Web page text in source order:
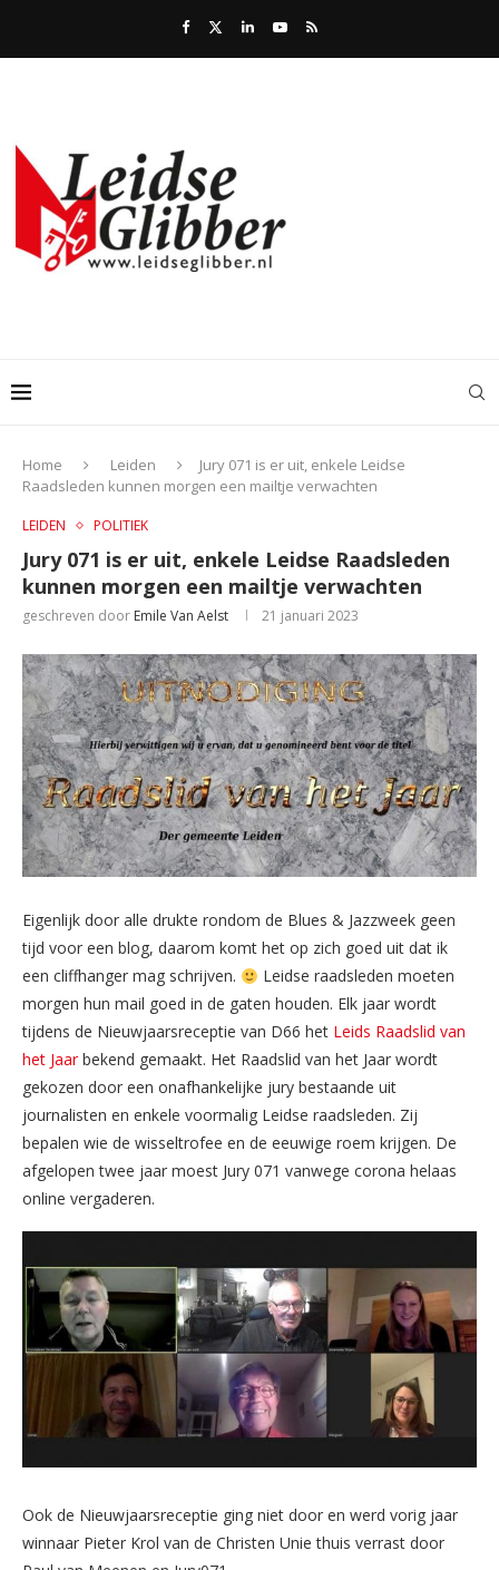
Home Leiden
Jury 071 is er uit, enkele Leidse
Raadsleden kunnen morgen een mailtje verwachten
LEIDEN POLITIEK
Jury 071 is er uit, enkele Leidse Raadsleden
kunnen morgen een mailtje verwachten
geschreven door Emile Van Aelst 21 januari 2023
Eigenlijk door alle drukte rondom de Blues & Jazzweek geen
tijd voor een blog, daarom komt het op zich goed uit dat ik
een cliffhanger mag schrijven.
Leidse raadsleden moeten
morgen hun mail goed in de gaten houden. Elk jaar wordt
tijdens de Nieuwjaarsreceptie van D66 het Leids Raadslid van
het Jaarbekend gemaakt. Het Raadslid van het Jaar wordt
gekozen door een onafhankelijke jury bestaande uit
journalisten en enkele voormalig Leidse raadsleden. Zij
bepalen wie de wisseltrofee en de eeuwige roem krijgen. De
afgelopen twee jaar moest Jury 071 vanwege corona helaas
online vergaderen.
Ook de Nieuwjaarsreceptie ging niet door en werd vorig jaar
winnaar Pieter Krol van de Christen Unie thuis verrast door